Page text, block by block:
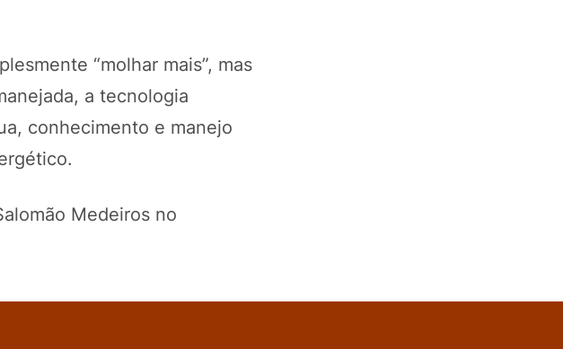
“molhar mais”, mas
a tecnologia
conhecimento e manejo
Medeiros no